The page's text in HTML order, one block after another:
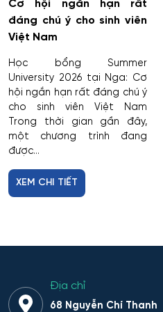
Cơ hội ngắn hạn rất
đáng chú ý cho sinh viên
Việt Nam
Học bổng Summer
University 2026 tại Nga: Cơ
hội ngắn hạn rất đáng chú ý
cho sinh viên Việt Nam
Trong thời gian gần đây,
một chương trình đang
được...
XEM CHI TIẾT
Địa chỉ
68 Nguyễn Chí Thanh